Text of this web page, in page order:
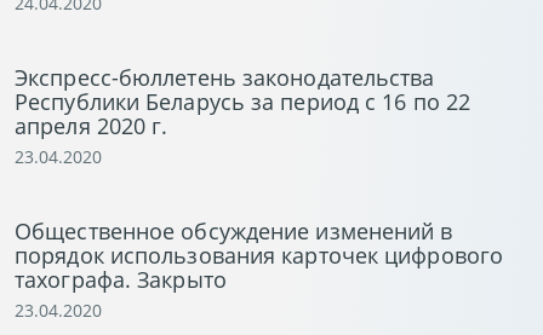
Экспресс-бюллетень законодательства
Республики Беларусь за период с 16 по 22
апреля 2020 г.
23.04.2020
Общественное обсуждение изменений в
порядок использования карточек цифрового
тахографа. Закрыто
23.04.2020